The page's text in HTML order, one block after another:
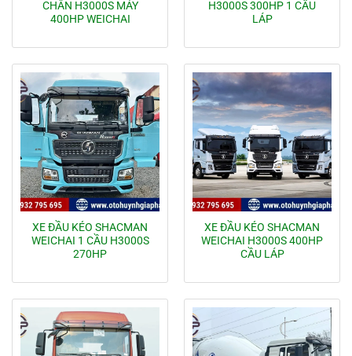
CHÂN H3000S MÁY
400HP WEICHAI
H3000S 300HP 1 CẦU
LÁP
XE ĐẦU KÉO SHACMAN
WEICHAI 1 CẦU H3000S
270HP
XE ĐẦU KÉO SHACMAN
WEICHAI H3000S 400HP
CẦU LÁP